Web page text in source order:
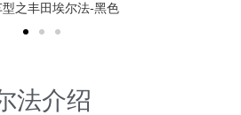
之丰田埃尔法-黑色
法介绍